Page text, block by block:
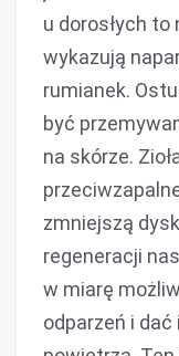
u dorosłych to
wykazują
rumianek.
być
na skórze.
zmniejszą
regeneracji
w miarę
odparzeń i